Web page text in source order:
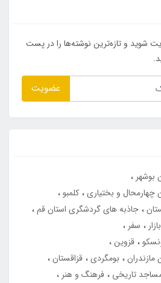
شوید و تازه‌ترین نوشته‌ها را در پست
عضویت
بوشهر
و بختیاری کلمبو
جاذبه های گردشگری استان قم
بازار
سفر
قزوین
بومگردی قزاقستان
تاریخی
فرهنگ و هنر